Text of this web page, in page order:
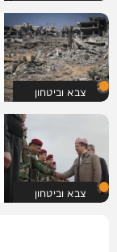
צבא וביטחון
צבא וביטחון